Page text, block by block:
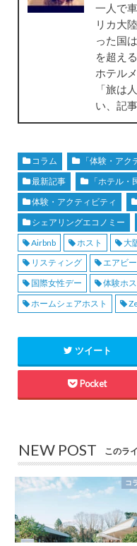
一人で
リカ大
った国
を超え
ホテル
「旅は
い、記
コラム 「体験・ア
最新記事
「ホテル・
体験・アクティビティ
シェアリングエコノミー
Airbnb
ホスト 大
リスティング
エアビ
国際女性デー
体験ホス
ホームシェアホスト
ツイート
Pocket
NEW POST このラ
コ